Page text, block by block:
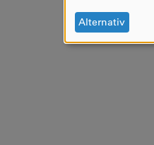
OCH
COOKIES
Alternativ